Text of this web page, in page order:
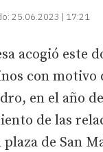
25.06.2023 | 17:21
acogió este
con motivo
en el año
de las
plaza de San